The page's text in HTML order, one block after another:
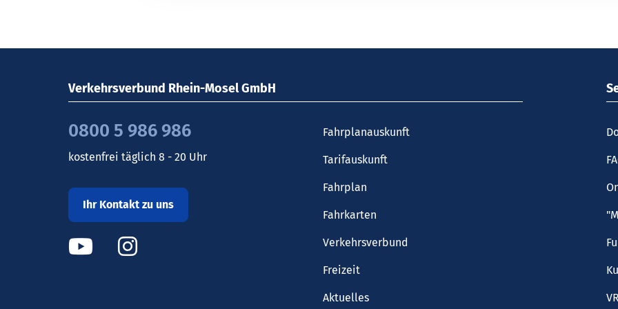
Verkehrsverbund Rhein-Mosel GmbH
0800 5 986 986
kostenfrei täglich 8 - 20 Uhr
Ihr Kontakt zu uns
Fahrplanauskunft
Tarifauskunft
Fahrplan
Fahrkarten
Verkehrsverbund
Freizeit
Aktuelles